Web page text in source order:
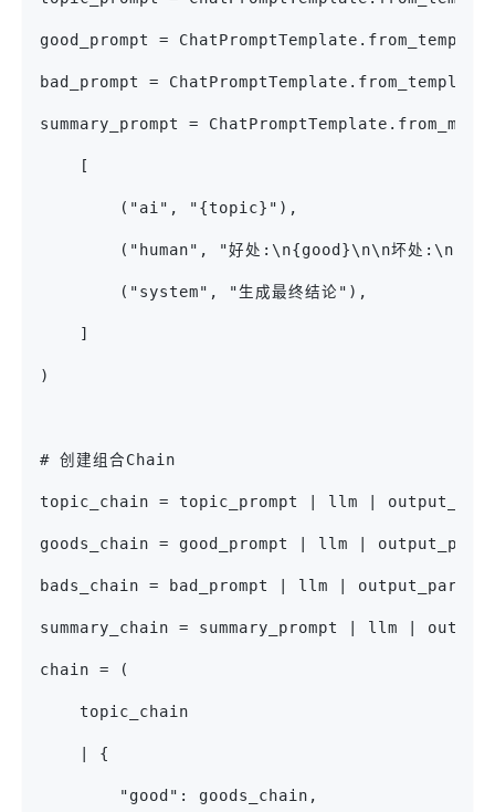
good_prompt =
bad_prompt =
summary_prompt =
    [
        ("ai", "{topic}"),
("human", "好处:\n{good}\n\n坏处
        ("system", "生成最终结论"),
    ]
)
# 创建组合Chain
topic_chain = topic_prompt | llm |
goods_chain = good_prompt | llm |
bads_chain = bad_prompt | llm | output_parser
summary_chain = summary_prompt | llm |
chain = (
    topic_chain
    | {
        "good": goods_chain,